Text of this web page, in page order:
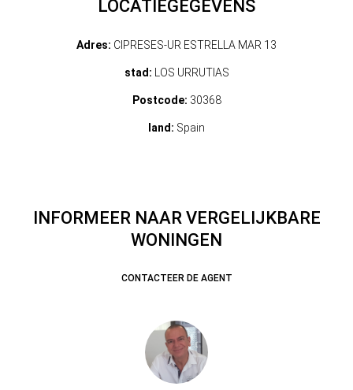
LOCATIEGEGEVENS
Adres: CIPRESES-UR ESTRELLA MAR 13
stad: LOS URRUTIAS
Postcode: 30368
land: Spain
INFORMEER NAAR VERGELIJKBARE
WONINGEN
CONTACTEER DE AGENT